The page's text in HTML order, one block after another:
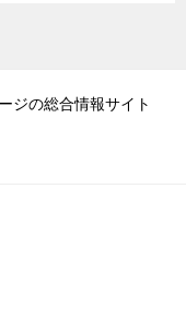
ジの総合情報サイト